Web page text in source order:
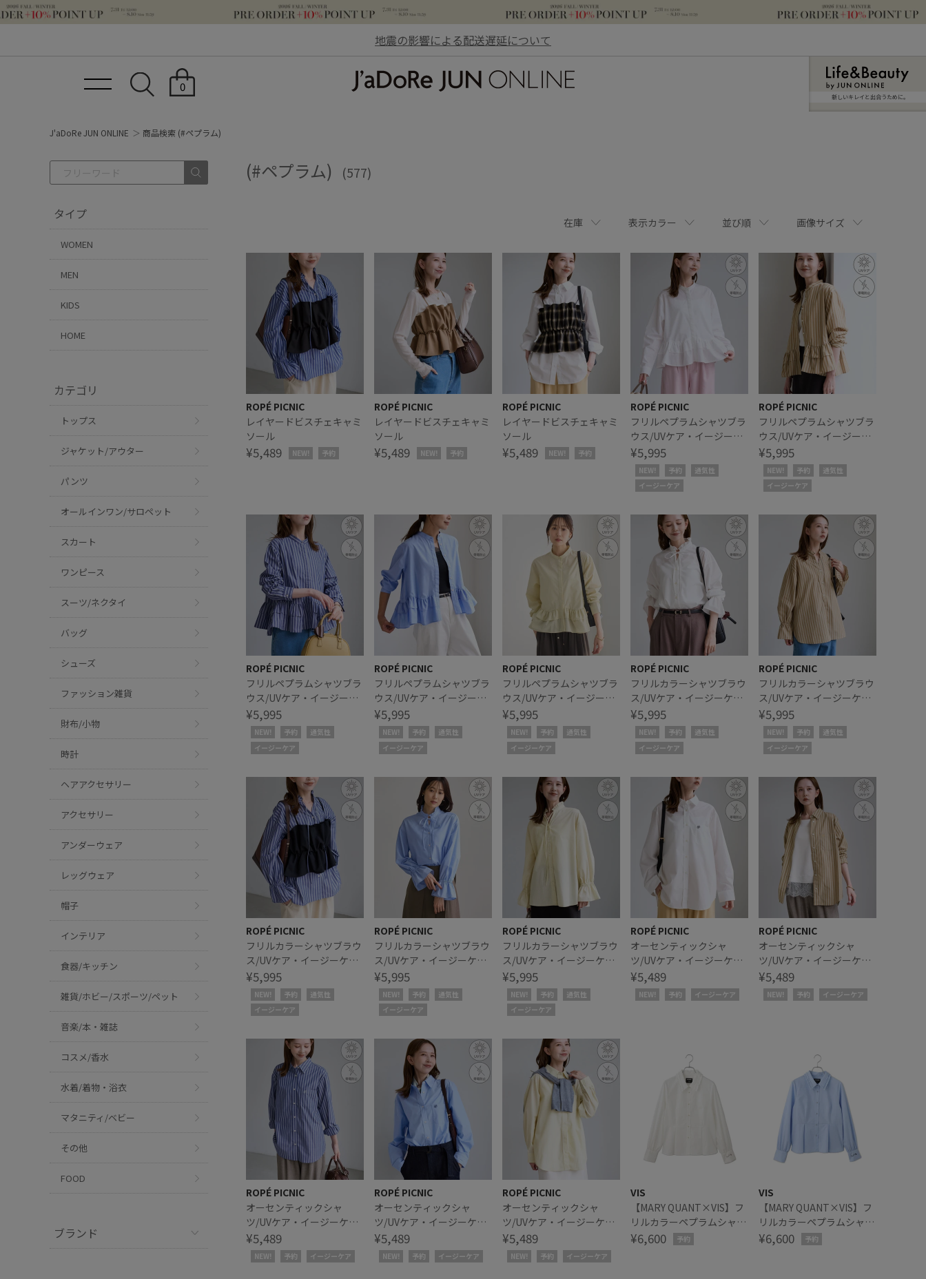
地震の影響による配送遅延について
0
新しいキレイと出合うために。
J'aDoRe JUN ONLINE 商品検索 (#ペプラム)
タイプ
WOMEN
MEN
KIDS
HOME
カテゴリ
トップス
ジャケット/アウター
パンツ
オールインワン/サロペット
スカート
ワンピース
スーツ/ネクタイ
バッグ
シューズ
ファッション雑貨
財布/小物
時計
ヘアアクセサリー
アクセサリー
アンダーウェア
レッグウェア
帽子
インテリア
食器/キッチン
雑貨/ホビー/スポーツ/ペット
音楽/本・雑誌
コスメ/香水
水着/着物・浴衣
マタニティ/ベビー
その他
FOOD
ブランド
(#ペプラム) (577)
在庫 表示カラー 並び順 画像サイズ
ROPÉ PICNIC
レイヤードビスチェキャミ
ソール
¥5,489 NEW! 予約
ROPÉ PICNIC
レイヤードビスチェキャミ
ソール
¥5,489 NEW! 予約
ROPÉ PICNIC
レイヤードビスチェキャミ
ソール
¥5,489 NEW! 予約
ROPÉ PICNIC
フリルペプラムシャツブラ
ウス/UVケア・イージーケ
ア・リンクコーデ
¥5,995
NEW! 予約
通気性
イージーケア
ROPÉ PICNIC
フリルペプラムシャツブラ
ウス/UVケア・イージーケ
ア・リンクコーデ
¥5,995
NEW! 予約
通気性
イージーケア
ROPÉ PICNIC
フリルペプラムシャツブラ
ウス/UVケア・イージーケ
ア・リンクコーデ
¥5,995
NEW! 予約
通気性
イージーケア
ROPÉ PICNIC
フリルペプラムシャツブラ
ウス/UVケア・イージーケ
ア・リンクコーデ
¥5,995
NEW! 予約
通気性
イージーケア
ROPÉ PICNIC
フリルペプラムシャツブラ
ウス/UVケア・イージーケ
ア・リンクコーデ
¥5,995
NEW! 予約
通気性
イージーケア
ROPÉ PICNIC
フリルカラーシャツブラウ
ス/UVケア・イージーケ
ア・リンクコーデ
¥5,995
NEW! 予約
通気性
イージーケア
ROPÉ PICNIC
フリルカラーシャツブラウ
ス/UVケア・イージーケ
ア・リンクコーデ
¥5,995
NEW! 予約
通気性
イージーケア
ROPÉ PICNIC
フリルカラーシャツブラウ
ス/UVケア・イージーケ
ア・リンクコーデ
¥5,995
NEW! 予約
通気性
イージーケア
ROPÉ PICNIC
フリルカラーシャツブラウ
ス/UVケア・イージーケ
ア・リンクコーデ
¥5,995
NEW! 予約
通気性
イージーケア
ROPÉ PICNIC
フリルカラーシャツブラウ
ス/UVケア・イージーケ
ア・リンクコーデ
¥5,995
NEW! 予約
通気性
イージーケア
ROPÉ PICNIC
オーセンティックシャ
ツ/UVケア・イージーケ
ア・リンクコーデ
¥5,489
NEW! 予約 イージーケア
ROPÉ PICNIC
オーセンティックシャ
ツ/UVケア・イージーケ
ア・リンクコーデ
¥5,489
NEW! 予約 イージーケア
ROPÉ PICNIC
オーセンティックシャ
ツ/UVケア・イージーケ
ア・リンクコーデ
¥5,489
NEW! 予約 イージーケア
ROPÉ PICNIC
オーセンティックシャ
ツ/UVケア・イージーケ
ア・リンクコーデ
¥5,489
NEW! 予約 イージーケア
ROPÉ PICNIC
オーセンティックシャ
ツ/UVケア・イージーケ
ア・リンクコーデ
¥5,489
NEW! 予約 イージーケア
VIS
【MARY QUANT×VIS】フ
リルカラーペプラムシャツ
ブラウス
¥6,600 予約
VIS
【MARY QUANT×VIS】フ
リルカラーペプラムシャツ
ブラウス
¥6,600 予約